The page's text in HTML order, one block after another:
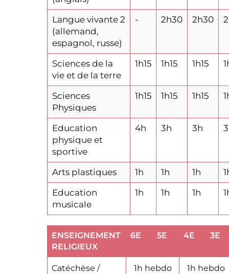
Langue vivante 2
(allemand,
espagnol, russe)
- 2h30 2h30
Sciences de la
vie et de la terre
1h15 1h15 1h15
Sciences
Physiques
1h15 1h15 1h15
Education
physique et
sportive
4h 3h 3h
Arts plastiques 1h 1h 1h
Education
musicale
1h 1h 1h
ENSEIGNEMENT
RELIGIEUX
6E 5E 4E 3E
Catéchèse /
1h hebdo
1h hebdo